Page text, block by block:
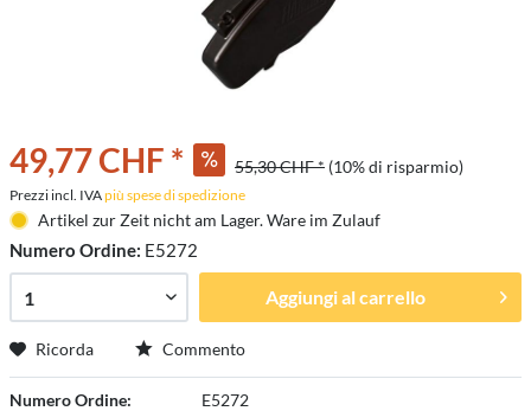
49,77 CHF * 55,30 CHF * (10% di risparmio)
Prezzi incl. IVApiù spese di spedizione
Artikel zur Zeit nicht am Lager. Ware im Zulauf
Numero Ordine: E5272
Aggiungi al carrello
Ricorda Commento
Numero Ordine: E5272